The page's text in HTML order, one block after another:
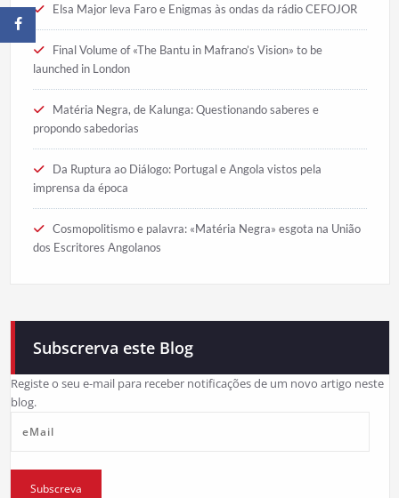
Elsa Major leva Faro e Enigmas às ondas da rádio CEFOJOR
Final Volume of «The Bantu in Mafrano’s Vision» to be
launched in London
Matéria Negra, de Kalunga: Questionando saberes e
propondo sabedorias
Da Ruptura ao Diálogo: Portugal e Angola vistos pela
imprensa da época
Cosmopolitismo e palavra: «Matéria Negra» esgota na União
dos Escritores Angolanos
Subscrerva este Blog
Registe o seu e-mail para receber notificações de um novo artigo neste
blog.
Subscreva